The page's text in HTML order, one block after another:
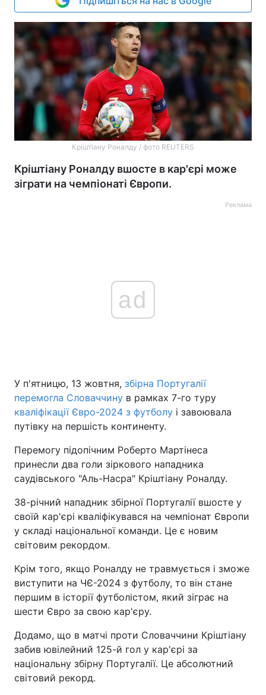
Кріштіану Роналду / фото REUTERS
Кріштіану Роналду вшосте в кар'єрі може
зіграти на чемпіонаті Європи.
Реклама
ad
У п'ятницю, 13 жовтня, збірна Португалії
перемогла Словаччину в рамках 7-го туру
кваліфікації Євро-2024 з футболу і завоювала
путівку на першість континенту.
Перемогу підопічним Роберто Мартінеса
принесли два голи зіркового нападника
саудівського "Аль-Насра" Кріштіану Роналду.
38-річний нападник збірної Португалії вшосте у
своїй кар'єрі кваліфікувався на чемпіонат Європи
у складі національної команди. Це є новим
світовим рекордом.
Крім того, якщо Роналду не травмується і зможе
виступити на ЧЄ-2024 з футболу, то він стане
першим в історії футболістом, який зіграє на
шести Євро за свою кар'єру.
Додамо, що в матчі проти Словаччини Кріштіану
забив ювілейний 125-й гол у кар'єрі за
національну збірну Португалії. Це абсолютний
світовий рекорд.